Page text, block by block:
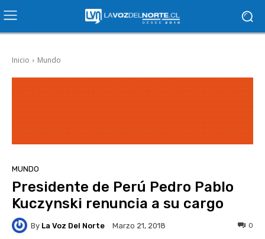
Inicio Mundo
MUNDO
Presidente de Perú Pedro Pablo
Kuczynski renuncia a su cargo
By La Voz Del Norte Marzo 21, 2018 0